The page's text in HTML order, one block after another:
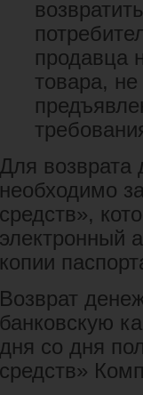
продавца
товара,
Для возврата
необходимо
средств»,
электронный
копии
Возврат
банковскую
дня со дня
средств»